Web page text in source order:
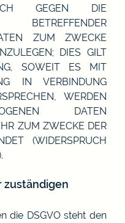
GEGEN DIE
ZUM ZWECKE
DIES GILT
SOWEIT ES MIT
IN VERBINDUNG
WERDEN
DATEN
ZUM ZWECKE DER
(WIDERSPRUCH
zuständigen
die DSGVO steht den